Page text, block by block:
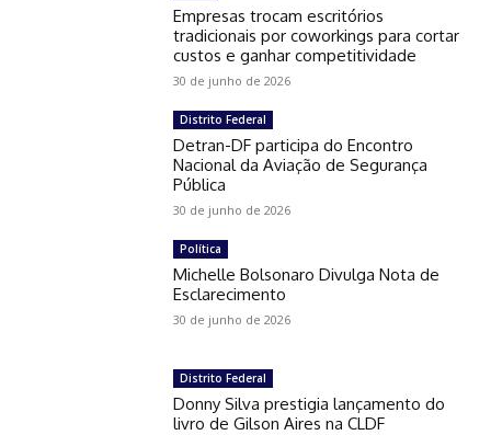
Empresas trocam escritórios
tradicionais por coworkings para cortar
custos e ganhar competitividade
30 de junho de 2026
Distrito Federal
Detran-DF participa do Encontro
Nacional da Aviação de Segurança
Pública
30 de junho de 2026
Política
Michelle Bolsonaro Divulga Nota de
Esclarecimento
30 de junho de 2026
Distrito Federal
Donny Silva prestigia lançamento do
livro de Gilson Aires na CLDF